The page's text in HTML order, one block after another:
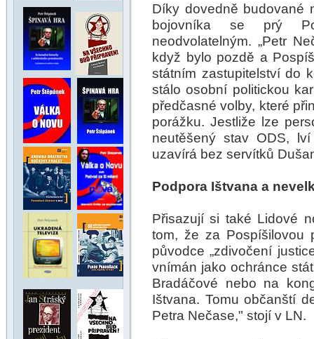
Díky dovedně budované
bojovníka se prý
neodvolatelným. „Petr
když bylo pozdě a
státním zastupitelství do
stálo osobní politickou
předčasné volby, které
porážku. Jestliže lze
neutěšený stav ODS,
uzavírá bez servítků
Podpora Ištvana a
Přisazují si také Lidové
tom, že za Pospíšilovou
původce „zdivočení
vnímán jako ochránce
Bradáčové nebo na
Ištvana. Tomu občanští
Petra Nečase," stojí v LN.